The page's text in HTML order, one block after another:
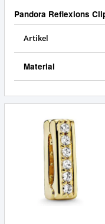
Pandora Reflexions
Artikel
Material